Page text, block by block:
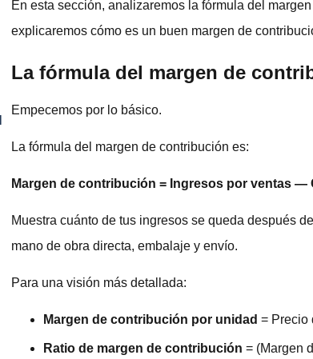
En esta sección, analizaremos la fórmula del
explicaremos cómo es un buen margen de
La fórmula del margen de
Empecemos por lo básico.
La fórmula del margen de contribución es:
Margen de contribución = Ingresos por ventas —
Muestra cuánto de tus ingresos se queda después
mano de obra directa, embalaje y envío.
Para una visión más detallada:
Margen de contribución por unidad = Precio
Ratio de margen de contribución = (Margen